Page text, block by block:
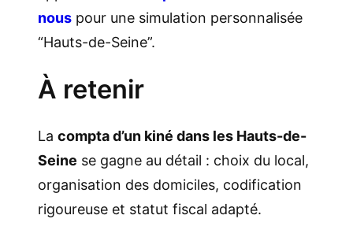
nous pour une simulation personnalisée
“Hauts-de-Seine”.
À retenir
La compta d’un kiné dans les Hauts-de-
Seine se gagne au détail : choix du local,
organisation des domiciles, codification
rigoureuse et statut fiscal adapté.